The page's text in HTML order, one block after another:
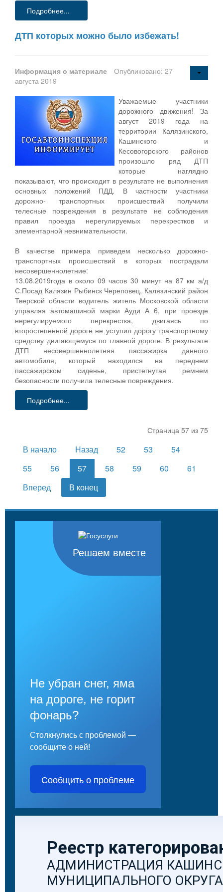
Подробнее...
ДТП которых можно было избежать!
Информация о материале
Опубликовано: 27
августа 2019
Уважаемые участники
дорожного движения! За
август 2019 года на
территории Калязинского,
Кашинского и
Кесовогорского районов
произошло ряд ДТП
которые наглядно
показывают, что происходит в результате не выполнения
основных положений ПДД. В частности участники
дорожно- транспортных происшествий получили
телесные повреждения в результате не соблюдения
правил проезда нерегулируемых перекрестков и
элементарной невнимательности.
В качестве примера приведем несколько дорожно-
транспортных происшествий в которых пострадали
несовершеннолетние:
13.08.2019года в около 09 часов 30 минут на 87 км а/д
С.Посад Калязин Рыбинск Череповец, Калязинский район
Тверской области водитель житель Московской области
управляя автомашиной марки Ауди А 6, при проезде
нерегулируемого перекрестка, двигаясь по
второстепенной дороге не уступил дорогу транспортному
средству двигающемуся по главной дороге. В результате
ДТП несовершеннолетняя пассажирка данного
автомобиля, который находился на переднем
пассажирском сиденье, пристегнутая ремнем
безопасности получила телесные повреждения.
Подробнее...
Страница 57 из 75
В начало Назад 52 53
54
55
56 57 58 59 60
61
Вперед
В конец
Решаем вместе
Не убран снег, яма
на дороге, не горит
фонарь?
Столкнулись с проблемой —
сообщите о ней!
Сообщить о проблеме